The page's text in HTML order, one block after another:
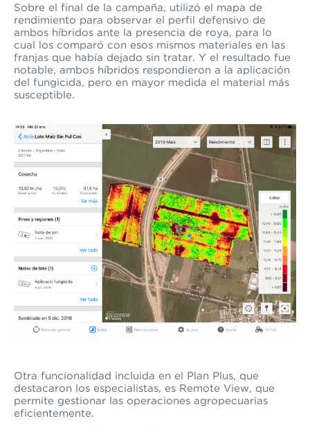
Sobre el final de la campaña, utilizó el mapa de
rendimiento para observar el perfil defensivo de
ambos híbridos ante la presencia de roya, para lo
cual los comparó con esos mismos materiales en las
franjas que había dejado sin tratar. Y el resultado fue
notable, ambos híbridos respondieron a la aplicación
del fungicida, pero en mayor medida el material más
susceptible.
Otra funcionalidad incluida en el Plan Plus, que
destacaron los especialistas, es Remote View, que
permite gestionar las operaciones agropecuarias
eficientemente.